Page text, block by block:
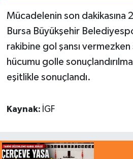
Mücadelenin son
Bursa Büyükşehir
rakibine gol şansı
hücumu golle
eşitlikle sonuçlandı.
Kaynak: İGF